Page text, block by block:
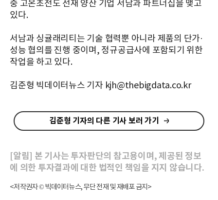
중 고온초전도 선재 양산 기업 서남과 파트너십을 맺고
있다.
서남과 싱귤래리티는 기술 협력뿐 아니라 제품의 단가·
성능 협의를 진행 중이며, 정규공급사에 포함되기 위한
작업을 하고 있다.
김준형 빅데이터뉴스 기자 kjh@thebigdata.co.kr
김준형 기자의 다른 기사 보러 가기
[알림] 본 기사는 투자판단의 참고용이며, 제공된 정보
에 의한 투자결과에 대한 법적인 책임을 지지 않습니다.
<저작권자 © 빅데이터뉴스, 무단 전재 및 재배포 금지>